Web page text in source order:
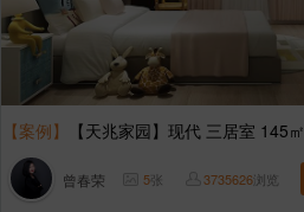
【案例】 【天兆家园】现代 三居室 145㎡
曾春荣 5张 3735626浏览